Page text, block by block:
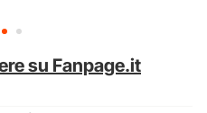
su Fanpage.it